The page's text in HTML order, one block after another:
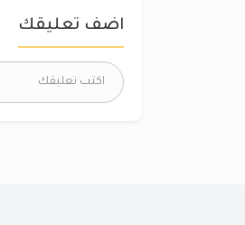
اضف تعليقك